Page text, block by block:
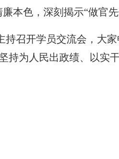
本色，深刻揭示“做官
持召开学员交流会，大
持为人民出政绩、以实